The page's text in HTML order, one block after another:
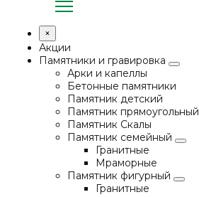
×
Акции
Памятники и гравировка
Арки и капеллы
Бетонные памятники
Памятник детский
Памятник прямоугольный
Памятник Скалы
Памятник семейный
Гранитные
Мраморные
Памятник фигурный
Гранитные